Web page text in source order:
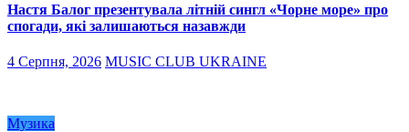
Настя Балог презентувала літній сингл «Чорне море» про
спогади, які залишаються назавжди
4 Серпня, 2026 MUSIC CLUB UKRAINE
Музика